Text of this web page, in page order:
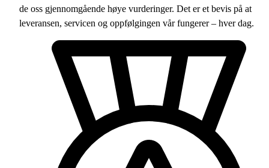
de oss gjennomgående høye vurderinger. Det er et bevis på at
leveransen, servicen og oppfølgingen vår fungerer – hver dag.